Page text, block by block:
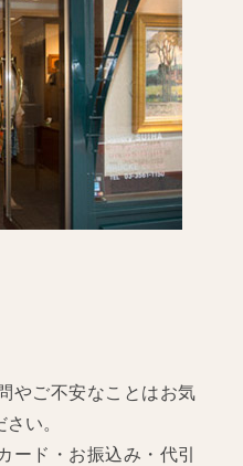
やご不安なことはお気
い。
ード・お振込み・代引